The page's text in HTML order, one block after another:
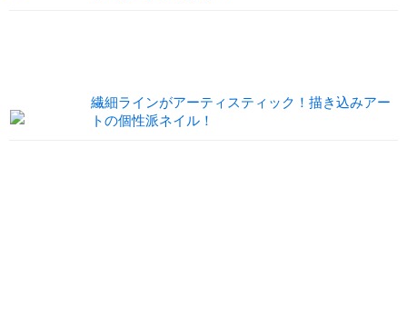
繊細ラインがアーティスティック！描き込みアー
トの個性派ネイル！